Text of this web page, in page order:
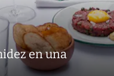
en una